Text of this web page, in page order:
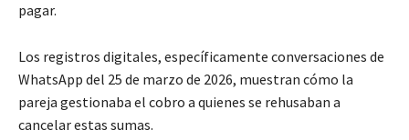
pagar.
Los registros digitales, específicamente conversaciones de
WhatsApp del 25 de marzo de 2026, muestran cómo la
pareja gestionaba el cobro a quienes se rehusaban a
cancelar estas sumas.